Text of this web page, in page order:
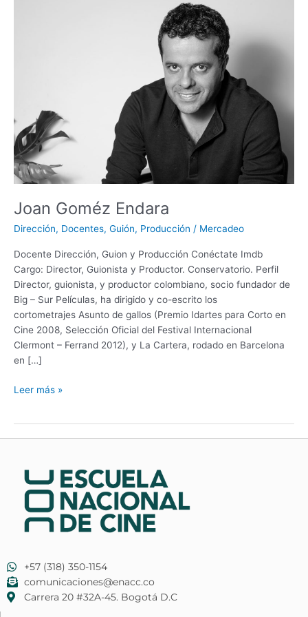
Joan Goméz Endara
Dirección, Docentes, Guión, Producción / Mercadeo
Docente Dirección, Guion y Producción Conéctate Imdb
Cargo: Director, Guionista y Productor. Conservatorio. Perfil
Director, guionista, y productor colombiano, socio fundador de
Big – Sur Películas, ha dirigido y co-escrito los
cortometrajes Asunto de gallos (Premio Idartes para Corto en
Cine 2008, Selección Oficial del Festival Internacional
Clermont – Ferrand 2012), y La Cartera, rodado en Barcelona
en […]
Leer más »
+57 (318) 350-1154
comunicaciones@enacc.co
​Carrera 20 #32A-45. Bogotá D.C